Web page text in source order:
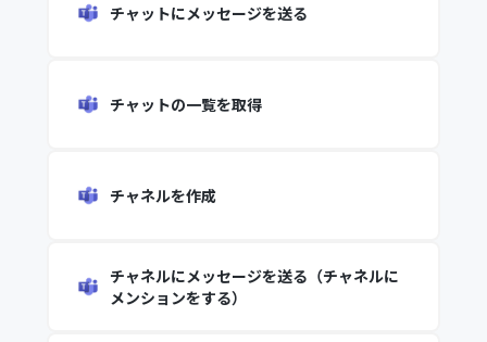
チャットにメッセージを送る
チャットの一覧を取得
チャネルを作成
チャネルにメッセージを送る（チャネルに
メンションをする）